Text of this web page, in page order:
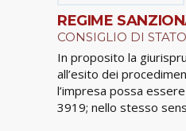
REGIME
CONSIGLIO DI
In proposito la
all’esito dei
l’impresa possa
3919; nello stesso